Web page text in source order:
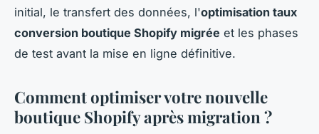
initial, le transfert des données, l'optimisation taux
conversion boutique Shopify migrée et les phases
de test avant la mise en ligne définitive.
Comment optimiser votre nouvelle
boutique Shopify après migration ?